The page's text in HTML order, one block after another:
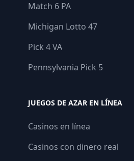
Match 6 PA
Michigan Lotto 47
Pick 4 VA
Pennsylvania Pick 5
JUEGOS DE AZAR EN LÍNEA
Casinos en línea
Casinos con dinero real